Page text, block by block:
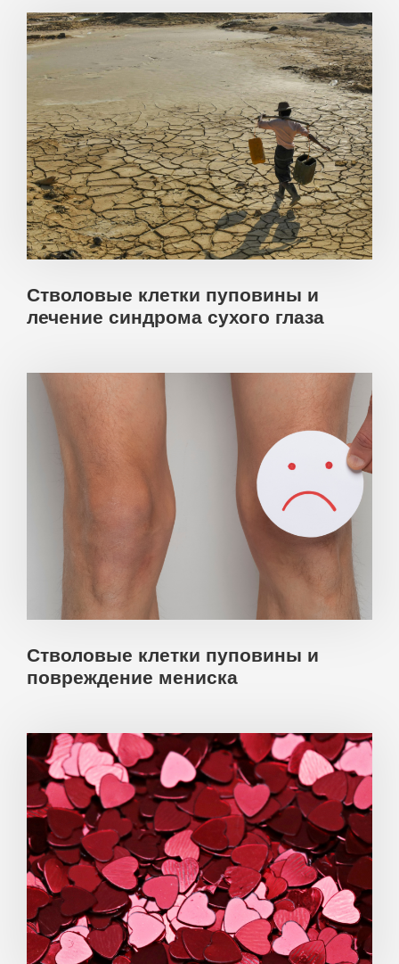
Стволовые клетки пуповины и
лечение синдрома сухого глаза
Стволовые клетки пуповины и
повреждение мениска